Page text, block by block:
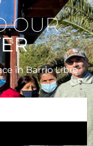
OUR
in Barrio Libre